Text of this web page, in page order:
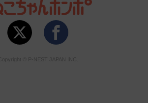
Copyright © P-NEST JAPAN INC.